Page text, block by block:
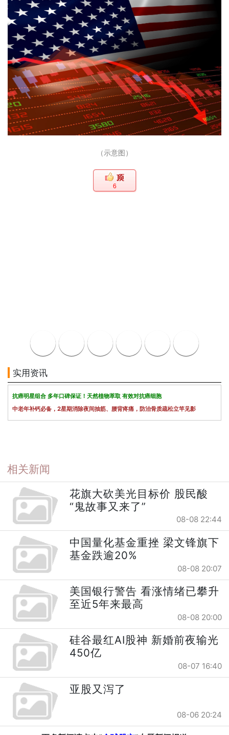
（示意图）
6
实用资讯
抗癌明星组合 多年口碑保证！天然植物萃取 有效对抗癌细胞
中老年补钙必备，2星期消除夜间抽筋、腰背疼痛，防治骨质疏松立竿见影
相关新闻
花旗大砍美光目标价 股民酸
“鬼故事又来了”
08-08 22:44
中国量化基金重挫 梁文锋旗下
基金跌逾20%
08-08 20:07
美国银行警告 看涨情绪已攀升
至近5年来最高
08-08 20:00
硅谷最红AI股神 新婚前夜输光
450亿
08-07 16:40
亚股又泻了
08-06 20:24